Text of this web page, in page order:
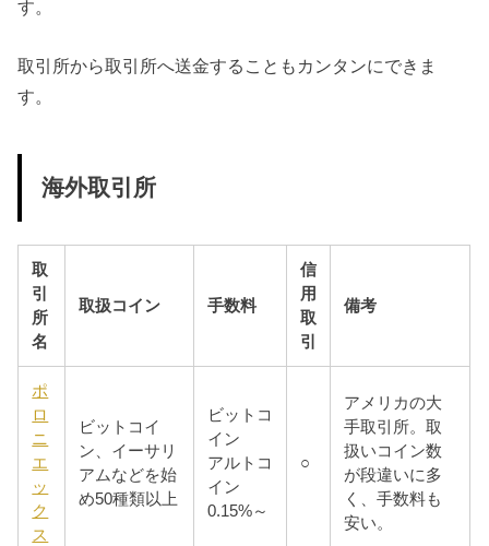
す。
取引所から取引所へ送金することもカンタンにできま
す。
海外取引所
取
引
所
名
取扱コイン 手数料
信
用
取
引
備考
ポ
ロ
ニ
エ
ッ
ク
ス
ビットコイ
ン、イーサリ
アムなどを始
め50種類以上
ビットコ
イン
アルトコ
イン
0.15%～
○
アメリカの大
手取引所。取
扱いコイン数
が段違いに多
く、手数料も
安い。